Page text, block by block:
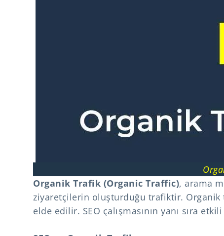
Organik Trafik (Organic Traffic), arama
ziyaretçilerin oluşturduğu trafiktir. Organik
elde edilir. SEO çalışmasının yanı sıra